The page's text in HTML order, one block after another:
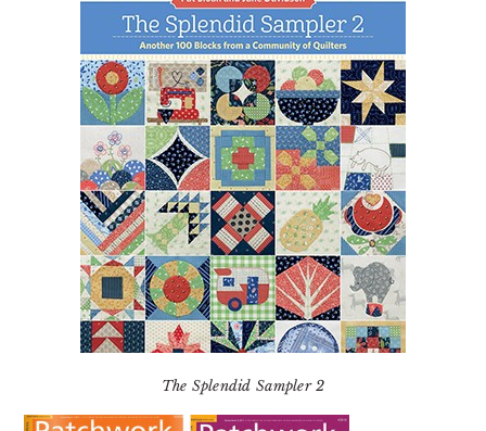
The Splendid Sampler 2